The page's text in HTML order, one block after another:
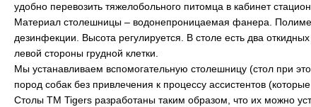
удобно перевозить тяжелобольного питомца в кабинет
Материал столешницы – водонепроницаемая фанера.
дезинфекции. Высота регулируется. В столе есть два
левой стороны грудной клетки.
Мы устанавливаем вспомогательную столешницу (стол при
пород собак без привлечения к процессу ассистентов
Столы TM Tigers разработаны таким образом, что их можно